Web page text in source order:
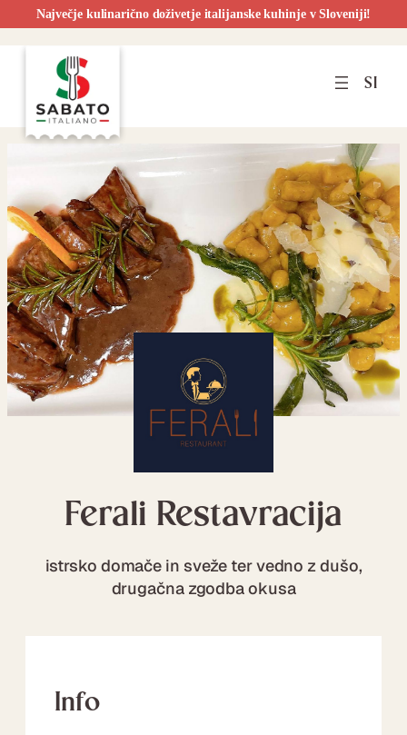
Preskoči
vsebino
Največje kulinarično doživetje italijanske kuhinje v Sloveniji!
SI
Ferali Restavracija
istrsko domače in sveže ter vedno z dušo,
drugačna zgodba okusa
Info